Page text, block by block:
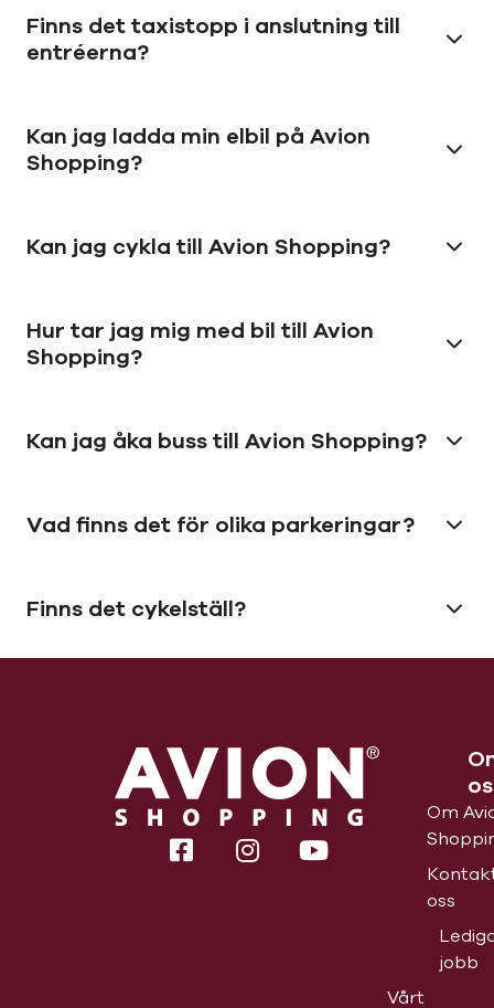
Finns det taxistopp i anslutning till
entréerna?
Kan jag ladda min elbil på Avion
Shopping?
Kan jag cykla till Avion Shopping?
Hur tar jag mig med bil till Avion
Shopping?
Kan jag åka buss till Avion Shopping?
Vad finns det för olika parkeringar?
Finns det cykelställ?
Om
oss
jobb
Vårt